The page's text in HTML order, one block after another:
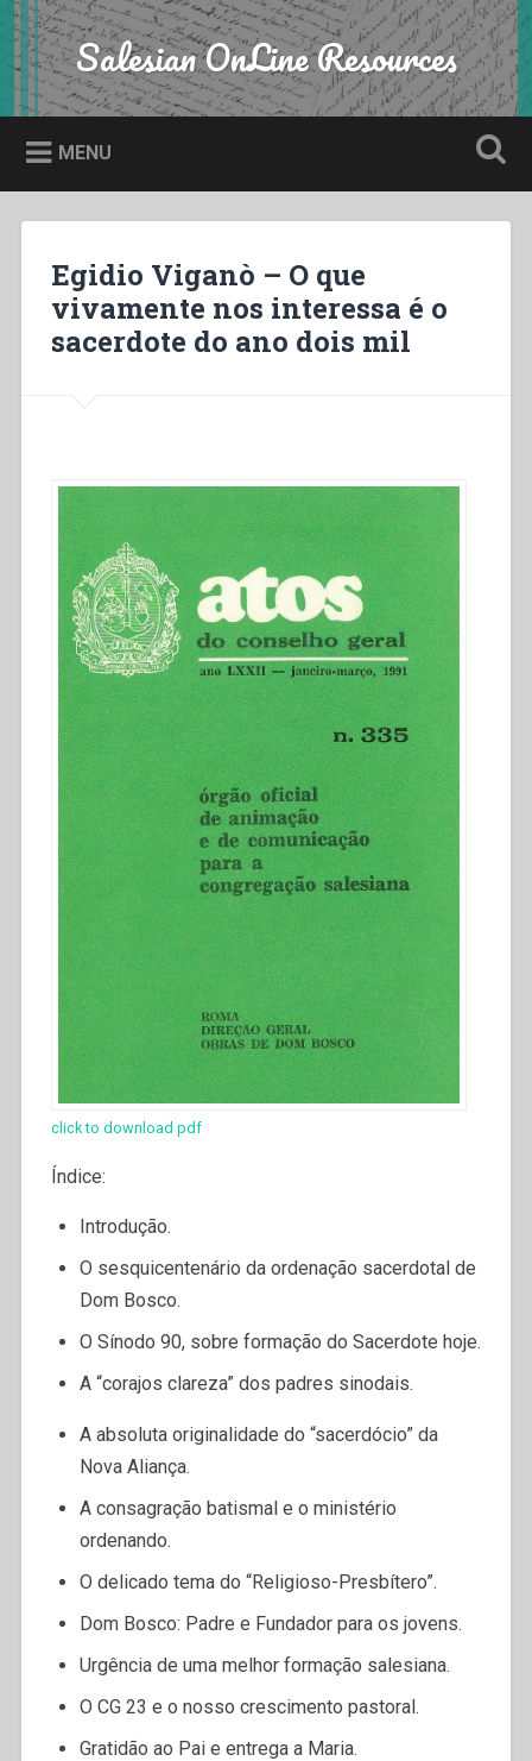
Skip
to
content
Search Salesian OnLine Resources
MENU
Egidio Viganò – O que
vivamente nos interessa é o
sacerdote do ano dois mil
click to download pdf
Índice:
Introdução.
O sesquicentenário da ordenação sacerdotal de
Dom Bosco.
O Sínodo 90, sobre formação do Sacerdote hoje.
A “corajos clareza” dos padres sinodais.
A absoluta originalidade do “sacerdócio” da
Nova Aliança.
A consagração batismal e o ministério
ordenando.
O delicado tema do “Religioso-Presbítero”.
Dom Bosco: Padre e Fundador para os jovens.
Urgência de uma melhor formação salesiana.
O CG 23 e o nosso crescimento pastoral.
Gratidão ao Pai e entrega a Maria.